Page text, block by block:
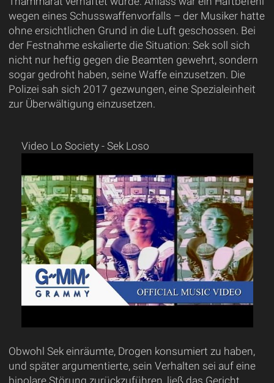
wegen eines Schusswaffenvorfalls – der Musiker hatte
ohne ersichtlichen Grund in die Luft geschossen. Bei
der Festnahme eskalierte die Situation: Sek soll sich
nicht nur heftig gegen die Beamten gewehrt, sondern
sogar gedroht haben, seine Waffe einzusetzen. Die
Polizei sah sich 2017 gezwungen, eine Spezialeinheit
zur Überwältigung einzusetzen.
Video Lo Society - Sek Loso
Obwohl Sek einräumte, Drogen konsumiert zu haben,
und später argumentierte, sein Verhalten sei auf eine
bipolare Störung zurückzuführen, ließ das Gericht